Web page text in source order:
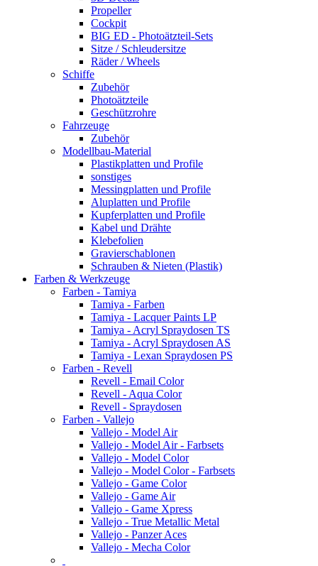
Propeller
Cockpit
BIG ED - Photoätzteil-Sets
Sitze / Schleudersitze
Räder / Wheels
Schiffe
Zubehör
Photoätzteile
Geschützrohre
Fahrzeuge
Zubehör
Modellbau-Material
Plastikplatten und Profile
sonstiges
Messingplatten und Profile
Aluplatten und Profile
Kupferplatten und Profile
Kabel und Drähte
Klebefolien
Gravierschablonen
Schrauben & Nieten (Plastik)
Farben & Werkzeuge
Farben - Tamiya
Tamiya - Farben
Tamiya - Lacquer Paints LP
Tamiya - Acryl Spraydosen TS
Tamiya - Acryl Spraydosen AS
Tamiya - Lexan Spraydosen PS
Farben - Revell
Revell - Email Color
Revell - Aqua Color
Revell - Spraydosen
Farben - Vallejo
Vallejo - Model Air
Vallejo - Model Air - Farbsets
Vallejo - Model Color
Vallejo - Model Color - Farbsets
Vallejo - Game Color
Vallejo - Game Air
Vallejo - Game Xpress
Vallejo - True Metallic Metal
Vallejo - Panzer Aces
Vallejo - Mecha Color